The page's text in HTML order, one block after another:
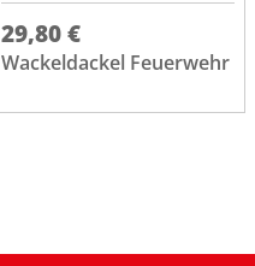
29,80 €
Wackeldackel Feuerwehr